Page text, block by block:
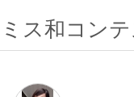
ミス和コン